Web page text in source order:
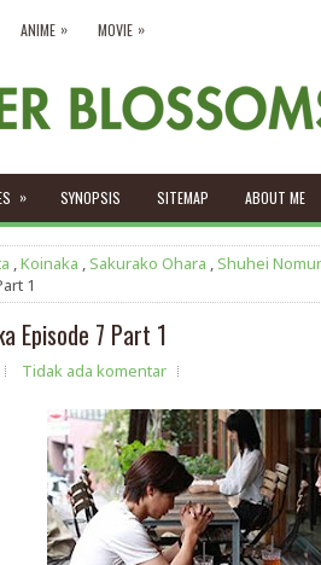
ANIME » MOVIE »
» SYNOPSIS SITEMAP ABOUT ME
,Koinaka , Sakurako Ohara , Shuhei
1
Episode 7 Part 1
Tidak ada komentar